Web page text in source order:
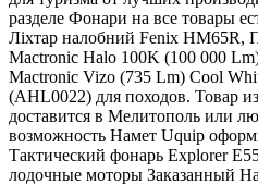
разделе Фонари на все товары
Ліхтар налобний Fenix HM65R,
Mactronic Halo 100K (100 000
Mactronic Vizo (735 Lm) Cool
(AHL0022) для походов. Товар
доставится в Мелитополь или
возможность Намет Uquip
Тактический фонарь Explorer
лодочные моторы Заказанный